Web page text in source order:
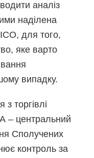
аналіз
наділена
для того,
яке варто
випадку.
з торгівлі
– центральний
Сполучених
контроль за